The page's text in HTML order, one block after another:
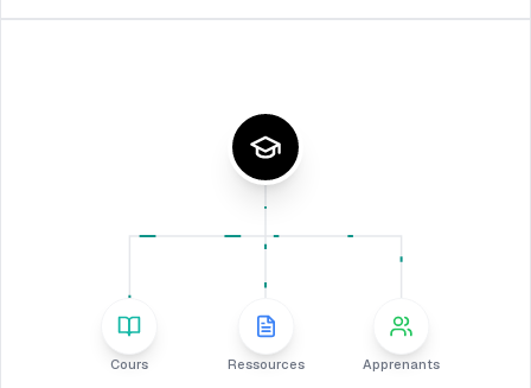
Cours Ressources Apprenants